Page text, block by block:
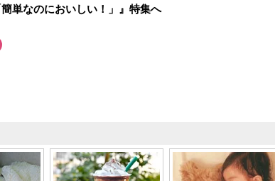
単なのにおいしい！」』特集へ